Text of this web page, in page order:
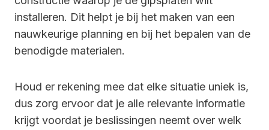
installeren. Dit helpt je bij het maken van een
nauwkeurige planning en bij het bepalen van de
benodigde materialen.
Houd er rekening mee dat elke situatie uniek is,
dus zorg ervoor dat je alle relevante informatie
krijgt voordat je beslissingen neemt over welk